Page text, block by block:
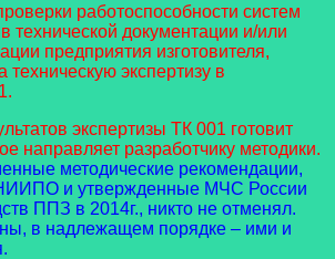
работоспособности систем
документации и/или
предприятия изготовителя,
техническую экспертизу в
экспертизы ТК 001 готовит
направляет разработчику методики.
методические рекомендации,
и утвержденные МЧС России
ППЗ в 2014г., никто не отменял.
в надлежащем порядке – ими и